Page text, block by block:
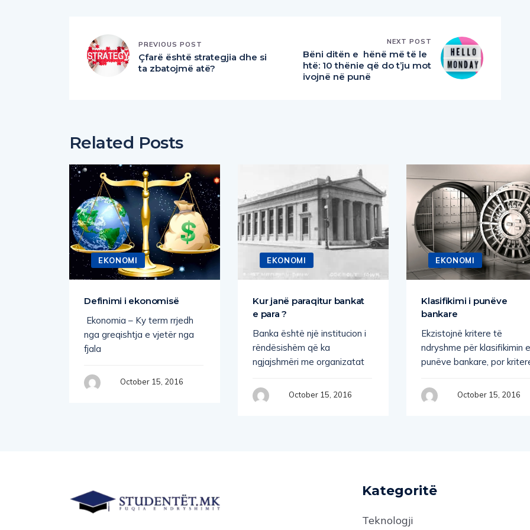
PREVIOUS POST
Çfarë është strategjia dhe si
ta zbatojmë atë?
NEXT POST
Bëni ditën e hënë më të le
htë: 10 thënie që do t’ju mot
ivojnë në punë
Related Posts
EKONOMI
Definimi i ekonomisë
Ekonomia – Ky term rrjedh
nga greqishtja e vjetër nga
fjala
October 15, 2016
EKONOMI
Kur janë paraqitur bankat
e para ?
Banka është një institucion i
rëndësishëm që ka
ngjajshmëri me organizatat
October 15, 2016
EKONOMI
Klasifikimi i punëve
bankare
Ekzistojnë kritere të
ndryshme për klasifikimin e
punëve bankare, por
October 15, 2016
Kategoritë
Teknologji